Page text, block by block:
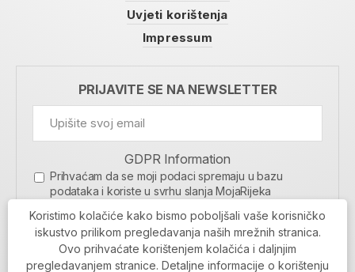
Uvjeti korištenja
Impressum
PRIJAVITE SE NA NEWSLETTER
GDPR Information
Prihvaćam da se moji podaci spremaju u bazu
podataka i koriste u svrhu slanja MojaRijeka
MOJARIJEKA NEWSLETTER
PRIJAVI SE
Koristimo kolačiće kako bismo poboljšali vaše korisničko
iskustvo prilikom pregledavanja naših mrežnih stranica.
Ovo prihvaćate korištenjem kolačića i daljnjim
pregledavanjem stranice. Detaljne informacije o korištenju